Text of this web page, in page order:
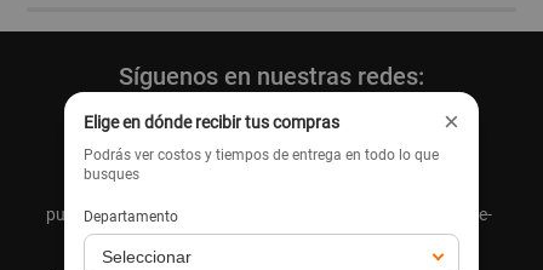
Síguenos en nuestras redes:
publicidad y promociones comerciales directamente en tu e-
mail.
Elige en dónde recibir tus compras ×
Podrás ver costos y tiempos de entrega en todo lo que
busques
Departamento